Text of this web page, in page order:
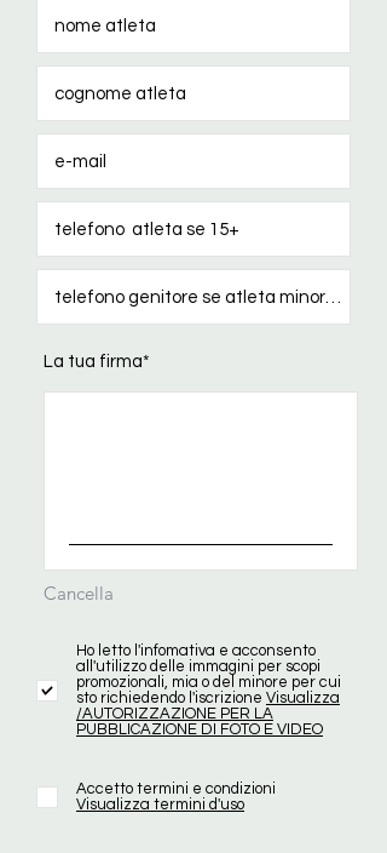
La tua firma
Cancella
Ho letto l'infomativa e acconsento
all'utilizzo delle immagini per scopi
promozionali, mia o del minore per cui
sto richiedendo l'iscrizione Visualizza
/AUTORIZZAZIONE PER LA
PUBBLICAZIONE DI FOTO E VIDEO
Accetto termini e condizioni
Visualizza termini d'uso